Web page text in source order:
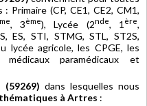
Primaire (CP, CE1, CE2, CM1,
, 3ème), Lycée (2nde, 1 ère,
ES, STI, STMG, STL, ST2S,
lycée agricole, les CPGE, les
paramédicaux et
dans lesquelles nous
à Artres :